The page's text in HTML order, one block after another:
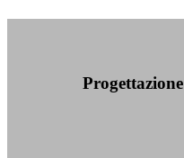
Progettazione